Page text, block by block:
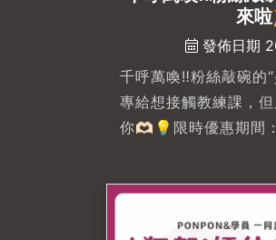
來
發佈日期
千呼萬喚‼️粉絲敲碗的
專給想接觸教練課，
你🫶🏻💡限時優惠期
$1299/堂輕鬆無負擔
💡#一對一私人教練手